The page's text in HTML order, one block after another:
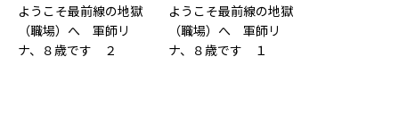
ようこそ最前線の地獄
（職場）へ 軍師リ
ナ、８歳です ２
ようこそ最前線の地獄
（職場）へ 軍師リ
ナ、８歳です １